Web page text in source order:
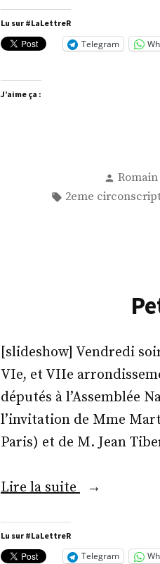
Lu sur #LaLettreR
Telegram
J’aime ça :
Publié
par
Romain
Étiquettes :
2eme
[slideshow] Vendredi
VIe, et VIIe
députés à l’Assemblée
l’invitation de Mme
Paris) et de M. Jean
Lire la suite
« Petite
amis »
Lu sur #LaLettreR
Telegram